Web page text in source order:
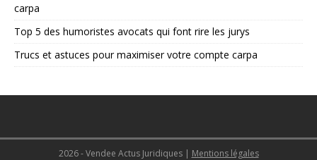
carpa
Top 5 des humoristes avocats qui font rire les jurys
Trucs et astuces pour maximiser votre compte carpa
2026 - Vendee Actus Juridiques | Mentions légales